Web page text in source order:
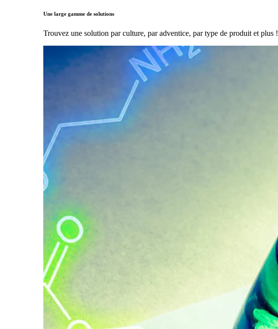
Une large gamme de solutions
Trouvez une solution par culture, par adventice, par type de produit et plus !